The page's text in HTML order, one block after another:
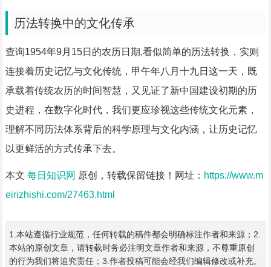
历法转换中的文化传承
查询1954年9月15日的农历日期,看似简单的历法转换，实则
连接着历史记忆与文化传统，甲午年八月十九日这一天，既
承载着传统农历的时间智慧，又见证了新中国建设初期的历
史进程，在数字化时代，我们更应珍视这些传统文化元素，
理解不同历法体系背后的科学原理与文化内涵，让历史记忆
以更鲜活的方式传承下去。
本文 每日知识网 原创，转载保留链接！网址： https://www.m
eirizhishi.com/27463.html
1.本站遵循行业规范，任何转载的稿件都会明确标注作者和来源；2.
本站的原创文章，请转载时务必注明文章作者和来源，不尊重原创
的行为我们将追究责任；3.作者投稿可能会经我们编辑修改或补充。